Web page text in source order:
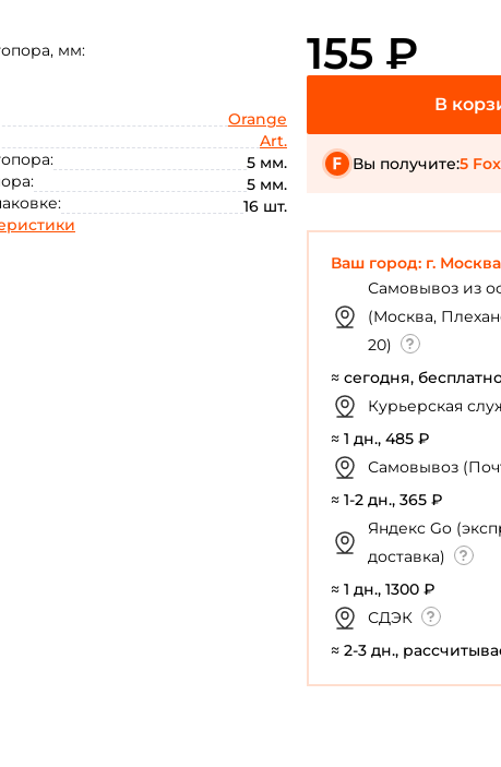
мм:
Orange
Art.
5 мм.
5 мм.
16 шт.
155 ₽
Вы получите:5
Ваш город: г. Москва
Самовывоз из
(Москва,
20)
≈ сегодня,
Курьерская
≈ 1 дн., 485 ₽
Самовывоз
≈ 1-2 дн., 365 ₽
Яндекс Go
доставка)
≈ 1 дн., 1300 ₽
СДЭК
≈ 2-3 дн.,